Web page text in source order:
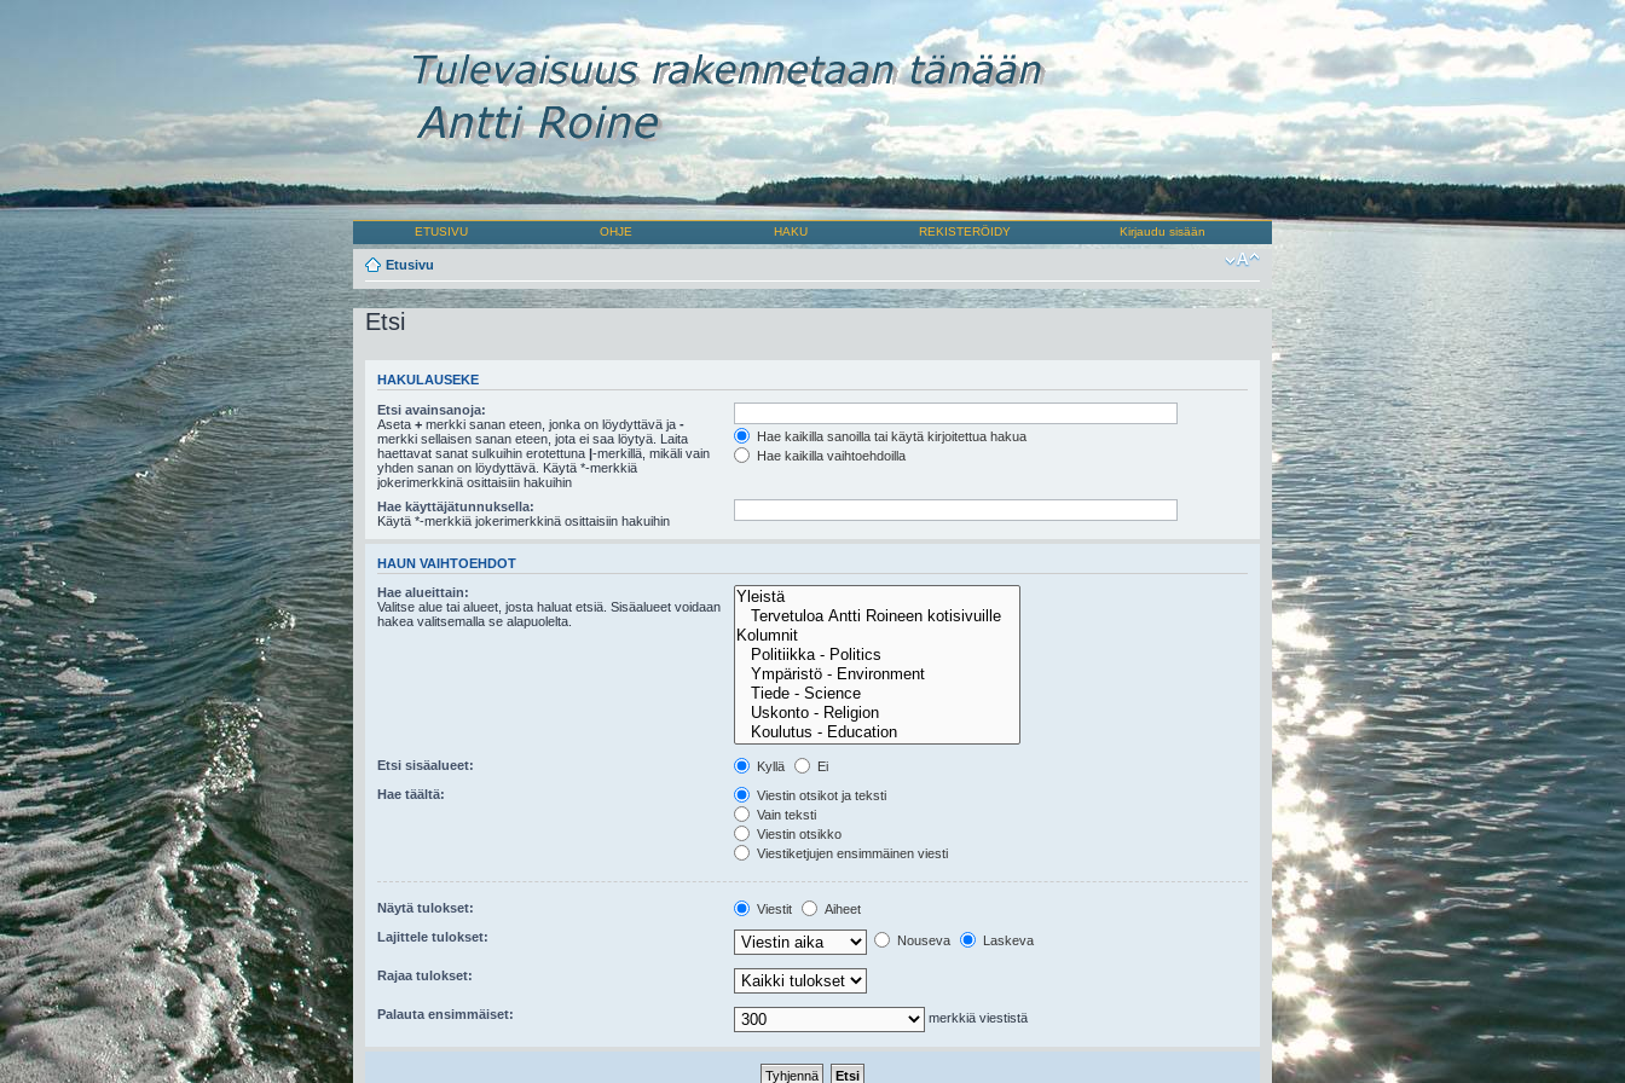
ETUSIVU OHJE HAKU REKISTERÖIDY Kirjaudu sisään
Etusivu
Etsi
HAKULAUSEKE
Etsi avainsanoja:
Aseta + merkki sanan eteen, jonka on löydyttävä ja -
merkki sellaisen sanan eteen, jota ei saa löytyä. Laita
haettavat sanat sulkuihin erotettuna |-merkillä, mikäli vain
yhden sanan on löydyttävä. Käytä *-merkkiä
jokerimerkkinä osittaisiin hakuihin
Hae kaikilla sanoilla tai käytä kirjoitettua hakua
Hae kaikilla vaihtoehdoilla
Hae käyttäjätunnuksella:
Käytä *-merkkiä jokerimerkkinä osittaisiin hakuihin
HAUN VAIHTOEHDOT
Hae alueittain:
Valitse alue tai alueet, josta haluat etsiä. Sisäalueet voidaan
hakea valitsemalla se alapuolelta.
Etsi sisäalueet: Kyllä
Ei
Hae täältä:
Viestin otsikot ja teksti
Vain teksti
Viestin otsikko
Viestiketjujen ensimmäinen viesti
Näytä tulokset: Viestit
Aiheet
Lajittele tulokset:
Nouseva Laskeva
Rajaa tulokset:
Palauta ensimmäiset: merkkiä viestistä